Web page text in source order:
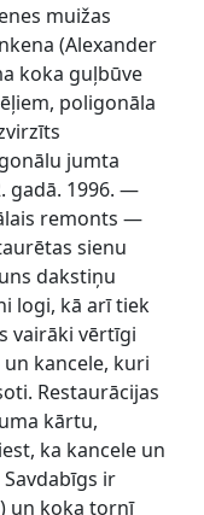
muižas
(Alexander
koka guļbūve
poligonāla
jumta
gadā. 1996. —
remonts —
sienu
dakstiņu
logi, kā arī tiek
vairāki vērtīgi
kancele, kuri
Restaurācijas
kārtu,
ka kancele un
ir
un koka tornī